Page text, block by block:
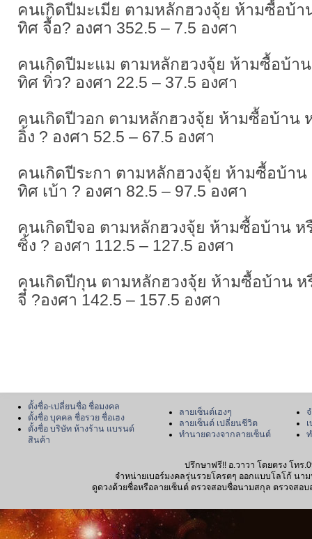
คนเกิดปีมะเมีย ตามหลักฮวงจุ้ย ห้ามซื้อบ้า
ทิศ จื้อ? องศา 352.5 – 7.5 องศา
คนเกิดปีมะแม ตามหลักฮวงจุ้ย ห้ามซื้อบ้า
ทิศ ทิ่ว? องศา 22.5 – 37.5 องศา
คนเกิดปีวอก ตามหลักฮวงจุ้ย ห้ามซื้อบ้าน
อิ้ง ? องศา 52.5 – 67.5 องศา
คนเกิดปีระกา ตามหลักฮวงจุ้ย ห้ามซื้อบ้าน
ทิศ เบ้า ? องศา 82.5 – 97.5 องศา
คนเกิดปีจอ ตามหลักฮวงจุ้ย ห้ามซื้อบ้าน ห
ซิ้ง ? องศา 112.5 – 127.5 องศา
คนเกิดปีกุน ตามหลักฮวงจุ้ย ห้ามซื้อบ้าน ห
จี๋ ?องศา 142.5 – 157.5 องศา
ตั้งชื่อ-เปลี่ยนชื่อ ชื่อมงคล
ตั้งชื่อ บุคคล ชื่อรวย ชื่อเฮง
ตั้งชื่อ บริษัท ห้างร้าน แบรนด์
สินค้า
ลายเซ็นต์เฮงๆ
ลายเซ็นต์ เปลี่ยนชีวิต
ทำนายดวงจากลายเซ็นต์
ปรึกษาฟรี!! อ.วาวา โดยตรง โทร
จำหน่ายเบอร์มงคลรุ่นรวยโครตๆ ออกแบบโลโก้ นา
ดูดวงด้วยชื่อหรือลายเซ็นต์ ตรวจสอบชื่อนามสกุล ตรวจสอ